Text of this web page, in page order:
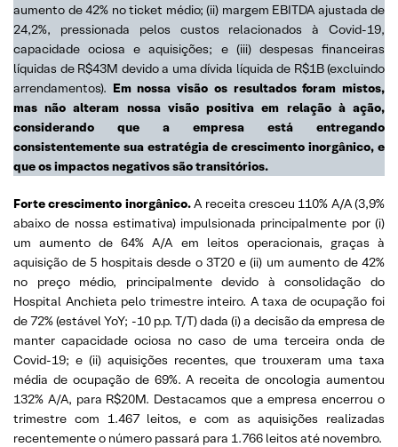
aumento de 42% no ticket médio; (ii) margem EBITDA ajustada de
24,2%, pressionada pelos custos relacionados à Covid-19,
capacidade ociosa e aquisições; e (iii) despesas financeiras
líquidas de R$43M devido a uma dívida líquida de R$1B (excluindo
arrendamentos). Em nossa visão os resultados foram mistos,
mas não alteram nossa visão positiva em relação à ação,
considerando que a empresa está entregando
consistentemente sua estratégia de crescimento inorgânico, e
que os impactos negativos são transitórios.
Forte crescimento inorgânico.A receita cresceu 110% A/A (3,9%
abaixo de nossa estimativa) impulsionada principalmente por (i)
um aumento de 64% A/A em leitos operacionais, graças à
aquisição de 5 hospitais desde o 3T20 e (ii) um aumento de 42%
no preço médio, principalmente devido à consolidação do
Hospital Anchieta pelo trimestre inteiro. A taxa de ocupação foi
de 72% (estável YoY; -10 p.p. T/T) dada (i) a decisão da empresa de
manter capacidade ociosa no caso de uma terceira onda de
Covid-19; e (ii) aquisições recentes, que trouxeram uma taxa
média de ocupação de 69%. A receita de oncologia aumentou
132% A/A, para R$20M. Destacamos que a empresa encerrou o
trimestre com 1.467 leitos, e com as aquisições realizadas
recentemente o número passará para 1.766 leitos até novembro.